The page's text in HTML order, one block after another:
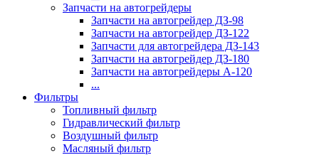
Запчасти на автогрейдеры
Запчасти на автогрейдер ДЗ-98
Запчасти на автогрейдер ДЗ-122
Запчасти для автогрейдера ДЗ-143
Запчасти на автогрейдер ДЗ-180
Запчасти на автогрейдеры А-120
...
Фильтры
Топливный фильтр
Гидравлический фильтр
Воздушный фильтр
Масляный фильтр